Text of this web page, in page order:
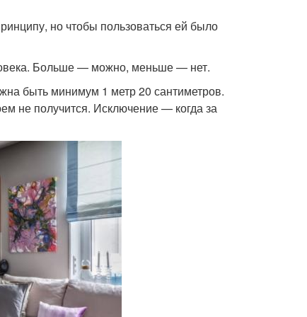
но чтобы пользоваться ей было
Больше — можно, меньше — нет.
быть минимум 1 метр 20 сантиметров.
не получится. Исключение — когда за